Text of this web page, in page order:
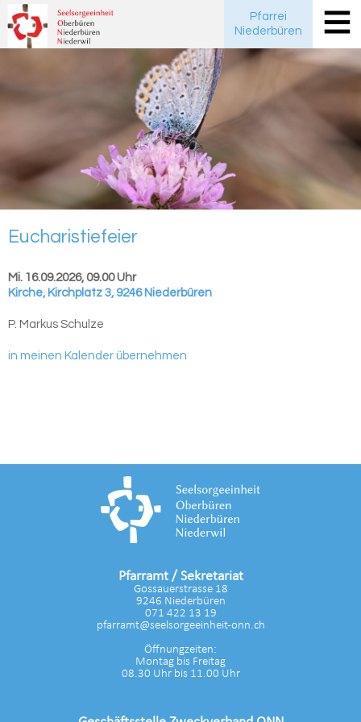
Pfarrei
Niederbüren
Eu­cha­ris­tie­fei­er
Mi. 16.09.2026, 09.00 Uhr
Kirche, Kirchplatz 3, 9246 Niederbüren
P. Markus Schulze
in meinen Kalender übernehmen
Pfarramt / Sekretariat
Gossauerstrasse 18
9246 Niederbüren
071 422 13 19
pfarramt@seelsorgeeinheit-onn.ch
Öffnungzeiten:
Montag bis Freitag
08.30 Uhr bis 11.00 Uhr